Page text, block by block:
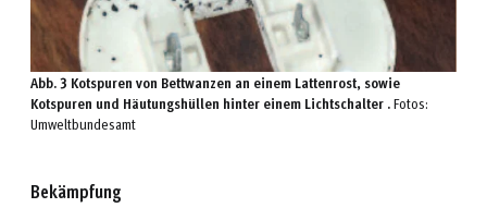
Abb. 3 Kotspuren von Bettwanzen an einem Lattenrost, sowie
Kotspuren und Häutungshüllen hinter einem Lichtschalter .Fotos:
Umweltbundesamt
Bekämpfung